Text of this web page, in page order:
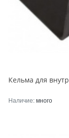
Наличие:много